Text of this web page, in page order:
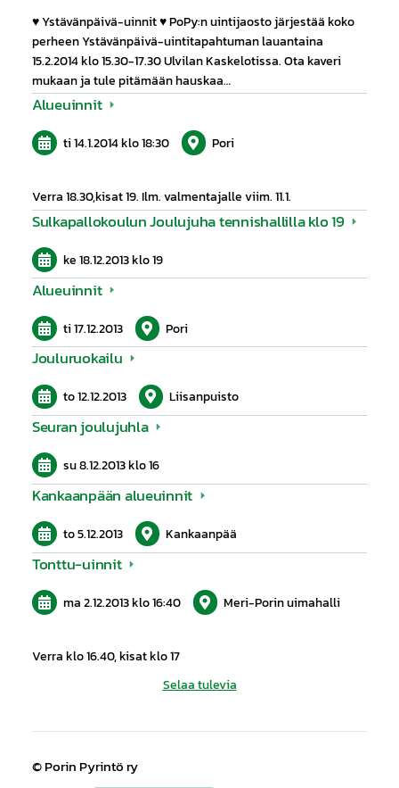
♥ Ystävänpäivä-uinnit ♥ PoPy:n uintijaosto järjestää koko
perheen Ystävänpäivä-uintitapahtuman lauantaina
15.2.2014 klo 15.30-17.30 Ulvilan Kaskelotissa. Ota kaveri
mukaan ja tule pitämään hauskaa…
Alueuinnit
ti 14.1.2014klo 18:30 Pori
Verra 18.30,kisat 19. Ilm. valmentajalle viim. 11.1.
Sulkapallokoulun Joulujuha tennishallilla klo 19
ke 18.12.2013klo 19
Alueuinnit
ti 17.12.2013 Pori
Jouluruokailu
to 12.12.2013 Liisanpuisto
Seuran joulujuhla
su 8.12.2013klo 16
Kankaanpään alueuinnit
to 5.12.2013 Kankaanpää
Tonttu-uinnit
ma 2.12.2013klo 16:40 Meri-Porin uimahalli
Verra klo 16.40, kisat klo 17
Selaa tulevia
©Porin Pyrintö ry